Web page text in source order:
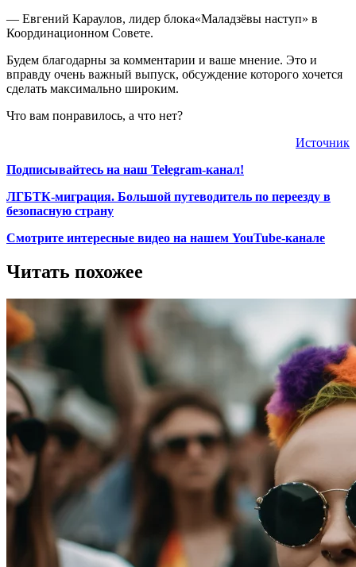
— Евгений Караулов, лидер блока«Маладзёвы наступ» в
Координационном Совете.
Будем благодарны за комментарии и ваше мнение. Это и
вправду очень важный выпуск, обсуждение которого хочется
сделать максимально широким.
Что вам понравилось, а что нет?
Источник
Подписывайтесь на наш Telegram-канал!
ЛГБТК-миграция. Большой путеводитель по переезду в
безопасную страну
Смотрите интересные видео на нашем YouTube-канале
Читать похожее